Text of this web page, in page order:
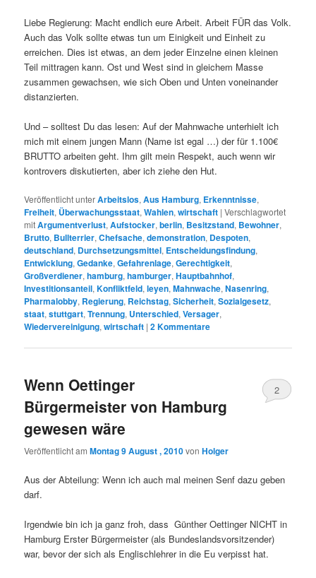
Liebe Regierung: Macht endlich eure Arbeit. Arbeit FÜR das Volk.
Auch das Volk sollte etwas tun um Einigkeit und Einheit zu
erreichen. Dies ist etwas, an dem jeder Einzelne einen kleinen
Teil mittragen kann. Ost und West sind in gleichem Masse
zusammen gewachsen, wie sich Oben und Unten voneinander
distanzierten.
Und – solltest Du das lesen: Auf der Mahnwache unterhielt ich
mich mit einem jungen Mann (Name ist egal …) der für 1.100€
BRUTTO arbeiten geht. Ihm gilt mein Respekt, auch wenn wir
kontrovers diskutierten, aber ich ziehe den Hut.
Veröffentlicht unterArbeitslos,Aus Hamburg, Erkenntnisse,
Freiheit, Überwachungsstaat,Wahlen,wirtschaft |Verschlagwortet
mitArgumentverlust,Aufstocker,berlin, Besitzstand, Bewohner,
Brutto, Bullterrier,Chefsache,demonstration, Despoten,
deutschland, Durchsetzungsmittel, Entscheidungsfindung,
Entwicklung,Gedanke,Gefahrenlage,Gerechtigkeit,
Großverdiener,hamburg,hamburger,Hauptbahnhof,
Investitionsanteil,Konfliktfeld,leyen,Mahnwache,Nasenring,
Pharmalobby, Regierung, Reichstag,Sicherheit,Sozialgesetz,
staat,stuttgart,Trennung, Unterschied,Versager,
Wiedervereinigung,wirtschaft |2Kommentare
Wenn Oettinger
Bürgermeister von Hamburg
gewesen wäre
Veröffentlicht amMontag 9 August , 2010vonHolger
2
Aus der Abteilung: Wenn ich auch mal meinen Senf dazu geben
darf.
Irgendwie bin ich ja ganz froh, dass Günther Oettinger NICHT in
Hamburg Erster Bürgermeister (als Bundeslandsvorsitzender)
war, bevor der sich als Englischlehrer in die Eu verpisst hat.